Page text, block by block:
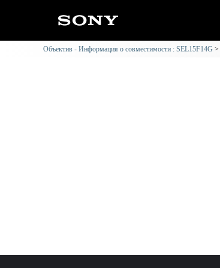
Объектив - Информация о совместимости : SEL15F14G